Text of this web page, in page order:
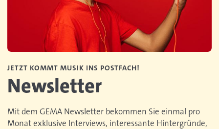
JETZT KOMMT MUSIK INS POSTFACH!
Newsletter
Mit dem GEMA Newsletter bekommen Sie einmal pro
Monat exklusive Interviews, interessante Hintergründe,